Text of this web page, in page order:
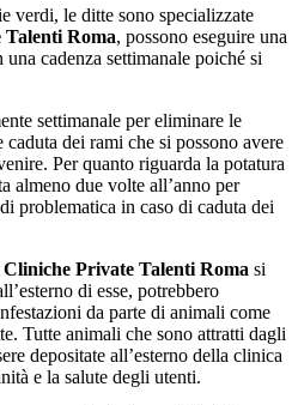
verdi, le ditte sono specializzate
Roma, possono eseguire una
cadenza settimanale poiché si
settimanale per eliminare le
dei rami che si possono avere
Per quanto riguarda la potatura
almeno due volte all’anno per
problematica in caso di caduta dei
Cliniche Private Talenti Roma si
di esse, potrebbero
da parte di animali come
Tutte animali che sono attratti dagli
depositate all’esterno della clinica
e la salute degli utenti.